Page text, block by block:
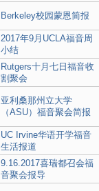
Berkeley校园蒙恩简报
2017年9月UCLA福音周
小结
Rutgers十月七日福音收
割聚会
亚利桑那州立大学
（ASU）福音聚会简报
UC Irvine华语开学福音
生活报道
9.16.2017喜瑞都召会福
音聚会报导